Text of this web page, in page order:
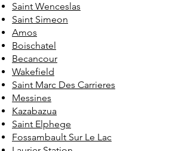
Saint Wenceslas
Saint Simeon
Amos
Boischatel
Becancour
Wakefield
Saint Marc Des Carrieres
Messines
Kazabazua
Saint Elphege
Fossambault Sur Le Lac